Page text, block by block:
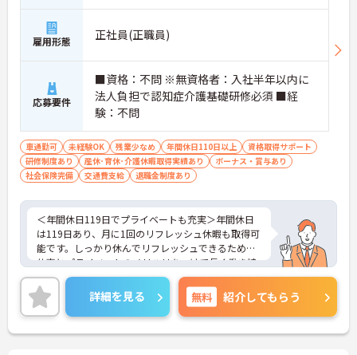
雇用形態 正社員(正職員)
応募要件
■資格：不問 ※無資格者：入社半年以内に
法人負担で認知症介護基礎研修必須 ■経
験：不問
車通勤可 未経験OK 残業少なめ 年間休日110日以上
資格取得サポート
研修制度あり
産休･育休･介護休暇取得実績あり
ボーナス・賞与あり
社会保険完備
交通費支給 退職金制度あり
＜年間休日119日でプライベートも充実＞年間休日
は119日あり、月に1回のリフレッシュ休暇も取得可
能です。しっかり休んでリフレッシュできるため、
仕事とプライベートのメリハリをつけて長く働き続
けられます。ワークライフバランスを重視したい方
にも安心の環境です。
＜スマホ・インカム活用でスマートなケアを実現＞
記録や情報共有にスマートフォンを活用し、業務の
効率化を積極的に進めています。インカムを使えば
詳細を見る 無料 紹介してもらう